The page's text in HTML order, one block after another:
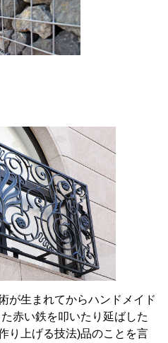
が生まれてからハンドメイド
赤い鉄を叩いたり延ばした
り上げる技法)品のことを言